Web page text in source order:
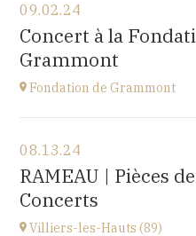
Château d'Aigle
Place du Château 1, 1860
at20H00
09.02.24
Concert à la
Grammont
Fondation de Grammont
Fondation de Grammont
205 rue de l'Hôpital, 70110
at14H
08.13.24
RAMEAU | Pièces
Concerts
Villiers-les-Hauts (89)